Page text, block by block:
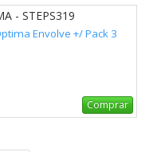
- STEPS319
Envolve +/ Pack 3
Comprar